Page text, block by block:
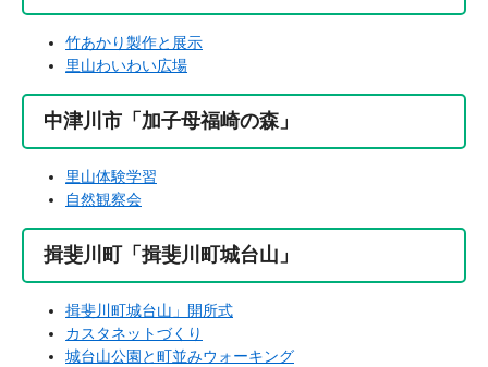
竹あかり製作と展示
里山わいわい広場
中津川市「加子母福崎の森」
里山体験学習
自然観察会
揖斐川町「揖斐川町城台山」
揖斐川町城台山」開所式
カスタネットづくり
城台山公園と町並みウォーキング